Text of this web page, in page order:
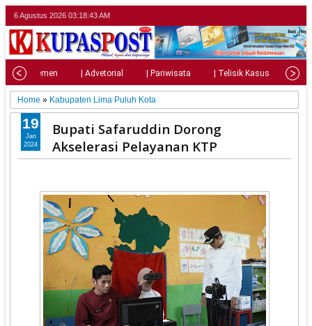
6 Agustus 2026 03:18:45 AM
| Parlemen | Advetorial | Pariwisata | Telisik Kasus |
Home » Kabupaten Lima Puluh Kota
Bupati Safaruddin Dorong
Akselerasi Pelayanan KTP
19
Jan
2024